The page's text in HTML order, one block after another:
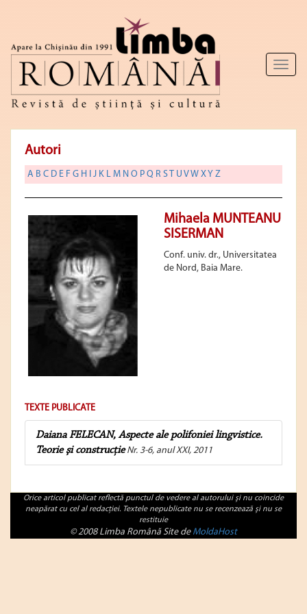
Toggle
Autori
A B C D E F G H I J K L M N O P Q R S T U VW X Y Z
Mihaela MUNTEANU
SISERMAN
Conf. univ. dr., Universitatea
de Nord, Baia Mare.
TEXTE PUBLICATE
Daiana FELECAN, Aspecte ale polifoniei lingvistice.
Teorie şi construcţieNr. 3-6, anul XXI, 2011
Orice articol publicat reflectă punctul de vedere al autorului şi nu coincide
neapărat cu cel al redacţiei. Textele nepublicate nu se recenzează şi nu se
restituie
© 2008 Limba Română Site de MoldaHost